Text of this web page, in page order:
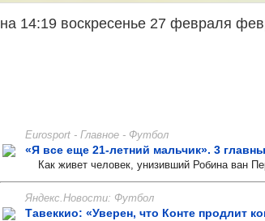
на 14:19 воскресенье 27 февраля
Eurosport - Главное - Футбол
«Я все еще 21-летний мальчик». 3
Как живет человек, унизивший Робина ван
Яндекс.Новости: Футбол
Тавеккио: «Уверен, что Конте продлит